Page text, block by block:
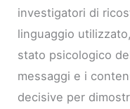
investigatori di
linguaggio
stato psicologico
messaggi e i
decisive per